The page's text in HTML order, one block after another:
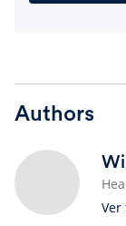
Authors
Ver